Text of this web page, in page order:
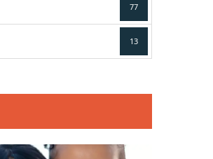
77
13